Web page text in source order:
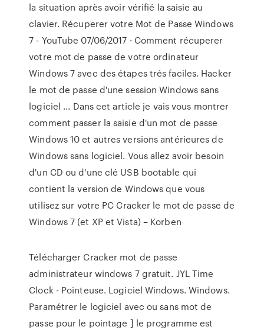
la situation après avoir vérifié la saisie au
clavier. Récuperer votre Mot de Passe Windows
7 - YouTube 07/06/2017 · Comment récuperer
votre mot de passe de votre ordinateur
Windows 7 avec des étapes trés faciles. Hacker
le mot de passe d'une session Windows sans
logiciel ... Dans cet article je vais vous montrer
comment passer la saisie d'un mot de passe
Windows 10 et autres versions antérieures de
Windows sans logiciel. Vous allez avoir besoin
d'un CD ou d'une clé USB bootable qui
contient la version de Windows que vous
utilisez sur votre PC Cracker le mot de passe de
Windows 7 (et XP et Vista) – Korben
Télécharger Cracker mot de passe
administrateur windows 7 gratuit. JYL Time
Clock - Pointeuse. Logiciel Windows. Windows.
Paramétrer le logiciel avec ou sans mot de
passe pour le pointage ] le programme est